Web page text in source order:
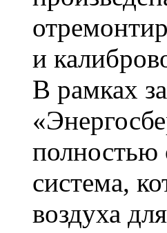
и
В рамках
полностью
система,
воздуха